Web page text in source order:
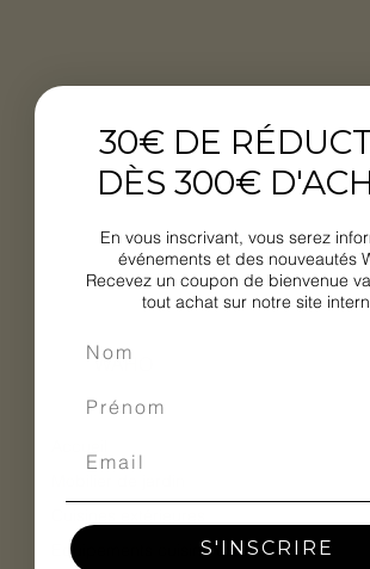
WAHO
Equipements cuisine extérieure
30€ DE
DÈS 300€
En vous inscrivant, vous serez
événements et des nouveautés
Recevez un coupon de bienvenue
tout achat sur notre site
S'INSCRIRE